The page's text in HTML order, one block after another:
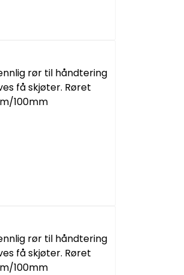
rør til håndtering
få skjøter. Røret
100mm
rør til håndtering
få skjøter. Røret
100mm